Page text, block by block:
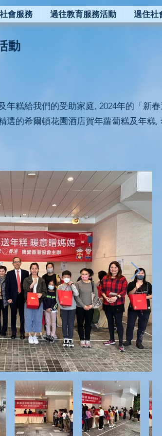
社會服務 過往教育服務活動 過住社
動
糕給我們的受助家庭, 2024年的「新
選的希爾頓花園酒店賀年蘿蔔糕及年糕,